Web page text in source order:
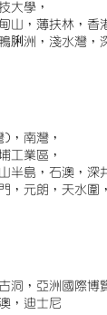
大學，
山，薄扶林，香
脷洲，淺水灣，
，南灣，
工業區，
半島，石澳，深
，元朗，天水圍
洞，亞洲國際博
，迪士尼